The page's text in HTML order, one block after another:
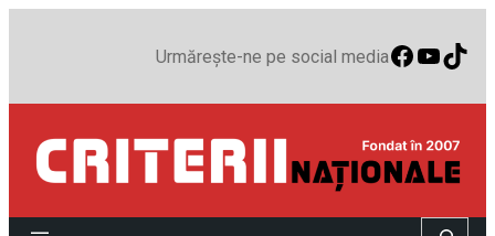
Urmărește-ne pe social media
Search